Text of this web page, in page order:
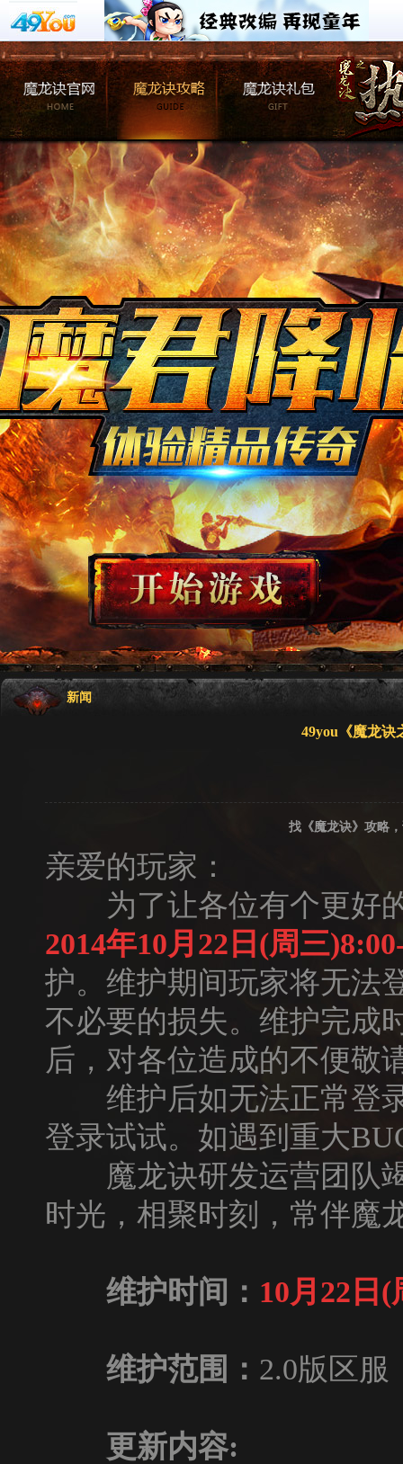
新闻
49you《魔龙诀
找《魔龙诀》攻略
亲爱的玩家：
为了让各位有个更好的
2014年10月22日(周三
护。维护期间玩家将无法
不必要的损失。维护完成
后，对各位造成的不便敬
维护后如无法正常登录
登录试试。如遇到重大
魔龙诀研发运营团队竭
时光，相聚时刻，常伴魔
维护时间： 10月22日(
维护范围： 2.0版区服
更新内容: